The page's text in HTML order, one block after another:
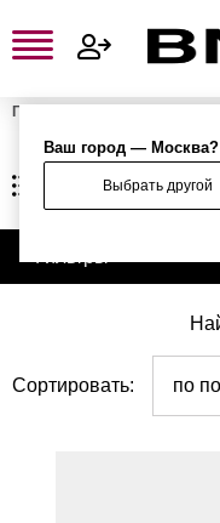
Ваш город — Москва?
Выбрать другой
Главная
ЖЕНСКИЕ
Сортировать: по